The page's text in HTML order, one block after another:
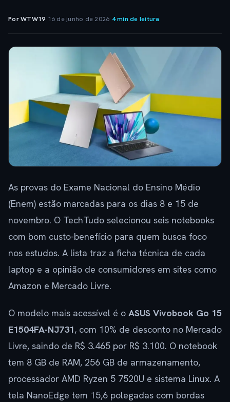
Por WTW19· 16 de junho de 2026· 4 min de leitura
As provas do Exame Nacional do Ensino Médio
(Enem) estão marcadas para os dias 8 e 15 de
novembro. O TechTudo selecionou seis notebooks
com bom custo-benefício para quem busca foco
nos estudos. A lista traz a ficha técnica de cada
laptop e a opinião de consumidores em sites como
Amazon e Mercado Livre.
O modelo mais acessível é o ASUS Vivobook Go 15
E1504FA-NJ731, com 10% de desconto no Mercado
Livre, saindo de R$ 3.465 por R$ 3.100. O notebook
tem 8 GB de RAM, 256 GB de armazenamento,
processador AMD Ryzen 5 7520U e sistema Linux. A
tela NanoEdge tem 15,6 polegadas com bordas